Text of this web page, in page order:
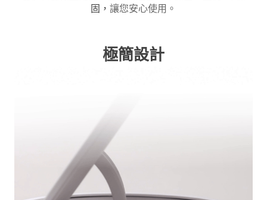
固， 讓您安心使用。
極簡設計